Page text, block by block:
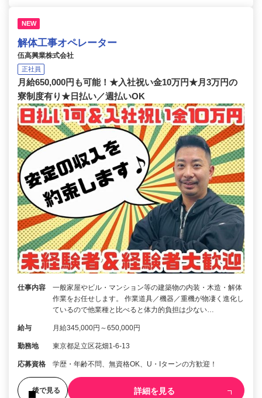
NEW
解体工事オペレーター
伍高興業株式会社
正社員
月給650,000円も可能！★入社祝い金10万円★月3万円の
寮制度有り★日払い／週払いOK
仕事内容
一般家屋やビル・マンション等の建築物の内装・木造・解体
作業をお任せします。 作業道具／機器／重機が物凄く進化し
ているので他業種と比べると体力的負担は少ない…
給与 月給345,000円～650,000円
勤務地 東京都足立区花畑1-6-13
応募資格 学歴・年齢不問、無資格OK、U・Iターンの方歓迎！
後で見る 詳細を見る